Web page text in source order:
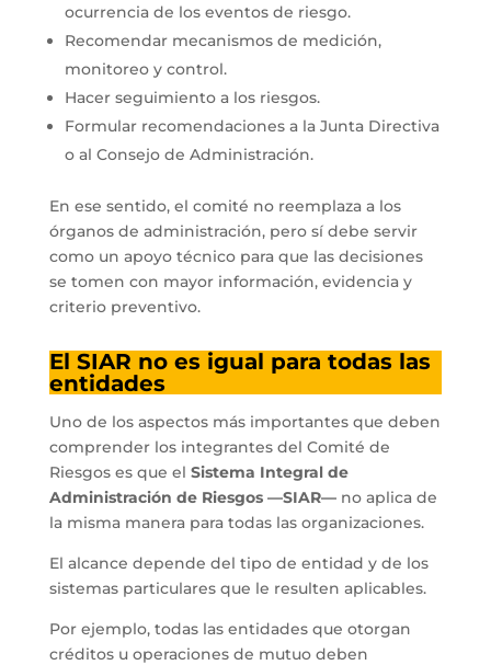
ocurrencia de los eventos de riesgo.
Recomendar mecanismos de medición,
monitoreo y control.
Hacer seguimiento a los riesgos.
Formular recomendaciones a la Junta Directiva
o al Consejo de Administración.
En ese sentido, el comité no reemplaza a los
órganos de administración, pero sí debe servir
como un apoyo técnico para que las decisiones
se tomen con mayor información, evidencia y
criterio preventivo.
El SIAR no es igual para todas las
entidades
Uno de los aspectos más importantes que deben
comprender los integrantes del Comité de
Riesgos es que el Sistema Integral de
Administración de Riesgos —SIAR—no aplica de
la misma manera para todas las organizaciones.
El alcance depende del tipo de entidad y de los
sistemas particulares que le resulten aplicables.
Por ejemplo, todas las entidades que otorgan
créditos u operaciones de mutuo deben